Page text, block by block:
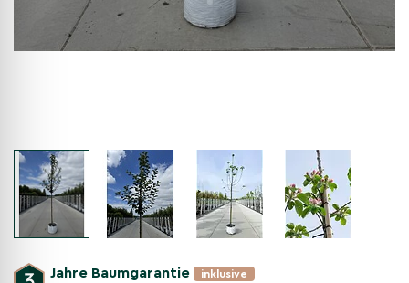
Jahre Baumgarantie inklusive